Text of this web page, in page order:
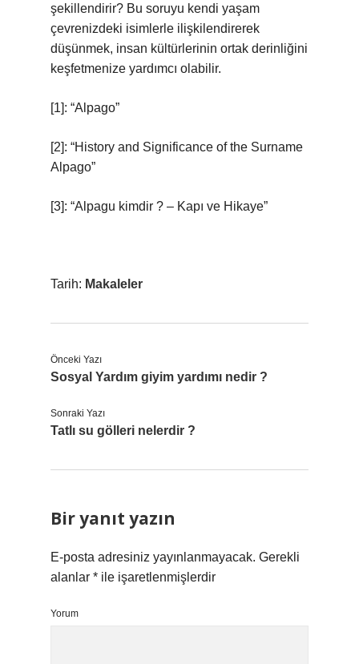
şekillendirir? Bu soruyu kendi yaşam
çevrenizdeki isimlerle ilişkilendirerek
düşünmek, insan kültürlerinin ortak derinliğini
keşfetmenize yardımcı olabilir.
[1]: “Alpago”
[2]: “History and Significance of the Surname
Alpago”
[3]: “Alpagu kimdir ? – Kapı ve Hikaye”
Tarih: Makaleler
Önceki Yazı
Sosyal Yardım giyim yardımı nedir ?
Sonraki Yazı
Tatlı su gölleri nelerdir ?
Bir yanıt yazın
E-posta adresiniz yayınlanmayacak. Gerekli
alanlar * ile işaretlenmişlerdir
Yorum